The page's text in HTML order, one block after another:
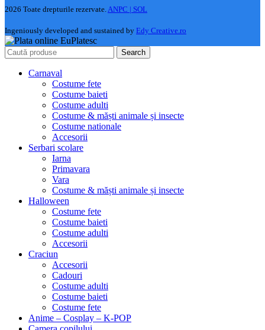
2026 Toate drepturile rezervate.ANPC | SOL
Ingeniously developed and sustained by Edy Creative.ro
Search
Carnaval
Costume fete
Costume baieti
Costume adulti
Costume & măști animale și insecte
Costume nationale
Accesorii
Serbari scolare
Iarna
Primavara
Vara
Costume & măști animale și insecte
Halloween
Costume fete
Costume baieti
Costume adulti
Accesorii
Craciun
Accesorii
Cadouri
Costume adulti
Costume baieti
Costume fete
Anime – Cosplay – K‑POP